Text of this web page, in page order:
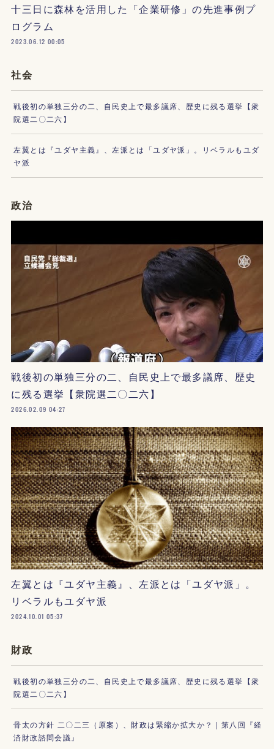
十三日に森林を活用した「企業研修」の先進事例プ
ログラム
2023.06.12 00:05
社会
戦後初の単独三分の二、自民史上で最多議席、歴史に残る選挙【衆
院選二〇二六】
左翼とは『ユダヤ主義』、左派とは「ユダヤ派」。リベラルもユダ
ヤ派
政治
戦後初の単独三分の二、自民史上で最多議席、歴史
に残る選挙【衆院選二〇二六】
2026.02.09 04:27
左翼とは『ユダヤ主義』、左派とは「ユダヤ派」。
リベラルもユダヤ派
2024.10.01 05:37
財政
戦後初の単独三分の二、自民史上で最多議席、歴史に残る選挙【衆
院選二〇二六】
骨太の方針 二〇二三（原案）、財政は緊縮か拡大か？｜第八回『経
済財政諮問会議』